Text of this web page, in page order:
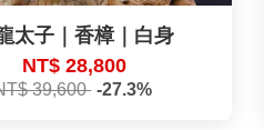
太子｜香樟｜白身
NT$ 28,800
39,600 -27.3%